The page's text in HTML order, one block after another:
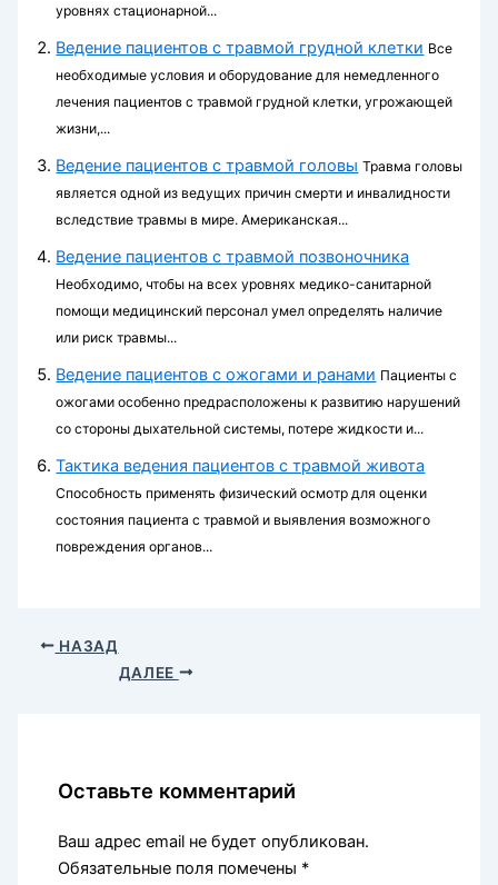
уровнях стационарной...
Ведение пациентов с травмой грудной клетки Все
необходимые условия и оборудование для немедленного
лечения пациентов с травмой грудной клетки, угрожающей
жизни,...
Ведение пациентов с травмой головы Травма головы
является одной из ведущих причин смерти и инвалидно­сти
вследствие травмы в мире. Американская...
Ведение пациентов с травмой позвоночника
Необходимо, чтобы на всех уровнях медико-санитарной
помощи медицинский персонал умел определять наличие
или риск травмы...
Ведение пациентов с ожогами и ранами Пациенты с
ожогами особенно предрасположены к развитию нарушений
со сторо­ны дыхательной системы, потере жидкости и...
Тактика ведения пациентов с травмой живота
Способность применять физический осмотр для оценки
состояния пациента с травмой и выявления возможного
повреждения органов...
НАЗАД
ДАЛЕЕ
Оставьте комментарий
Ваш адрес email не будет опубликован.
Обязательные поля помечены *